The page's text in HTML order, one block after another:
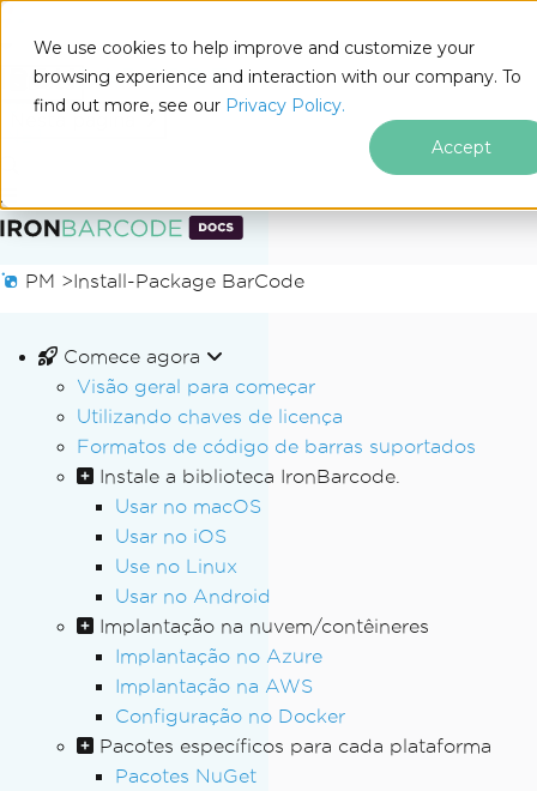
We use cookies to help improve and customize your
browsing experience and interaction with our company. To
find out more, see our Privacy Policy.
Accept
Ir para o conteúdo do rodapé
Docs
PM >Install-Package BarCode
Comece agora
Visão geral para começar
Utilizando chaves de licença
Formatos de código de barras suportados
Instale a biblioteca IronBarcode.
Usar no macOS
Usar no iOS
Use no Linux
Usar no Android
Implantação na nuvem/contêineres
Implantação no Azure
Implantação na AWS
Configuração no Docker
Pacotes específicos para cada plataforma
Pacotes NuGet